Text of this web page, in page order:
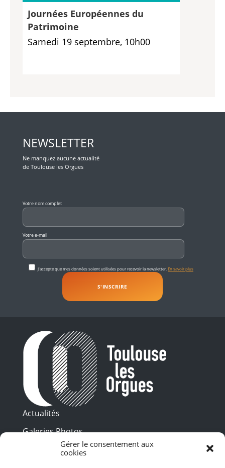
Gérer le consentement aux
cookies
Journées Européennes du
Patrimoine
Samedi 19 septembre, 10h00
NEWSLETTER
Ne manquez aucune actualité
de Toulouse les Orgues
Votre nom complet
Votre e-mail
J'accepte que mes données soient utilisées pour recevoir la newsletter. En savoir plus
Actualités
Galeries Photos
Vidéothèque